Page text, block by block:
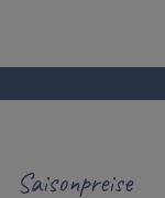
Saisonpreise